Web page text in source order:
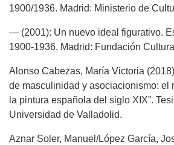
1900/1936. Madrid: Ministerio de
— (2001): Un nuevo ideal figurativo.
1900-1936. Madrid: Fundación
Alonso Cabezas, María Victoria
de masculinidad y asociacionismo: el
la pintura española del siglo XIX”.
Universidad de Valladolid.
Aznar Soler, Manuel/López García,